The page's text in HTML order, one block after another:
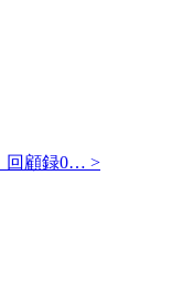
回顧録0… >